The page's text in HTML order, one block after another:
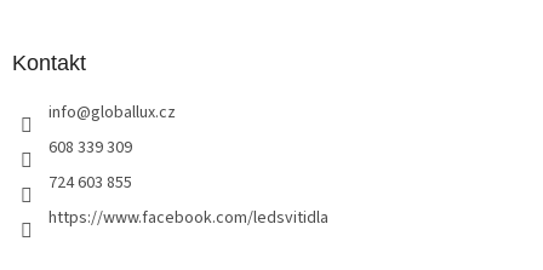
Kontakt
info@globallux.cz
608 339 309
724 603 855
https://www.facebook.com/ledsvitidla